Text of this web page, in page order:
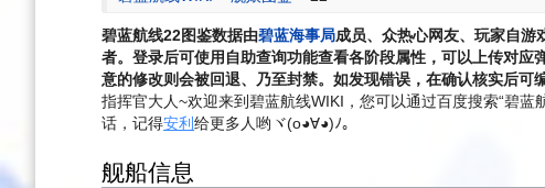
碧蓝航线22图鉴数据由碧蓝海事局成员、众热心网友、玩家自游
者。登录后可使用自助查询功能查看各阶段属性，可以上传对
意的修改则会被回退、乃至封禁。如发现错误，在确认核实后可
指挥官大人~欢迎来到碧蓝航线WIKI，您可以通过百度搜索“碧
话，记得安利 给更多人哟ヾ(o◕∀◕)ﾉ。
舰船信息